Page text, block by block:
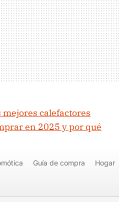
mejores calefactores
en 2025 y por qué
Guía de compra Hogar